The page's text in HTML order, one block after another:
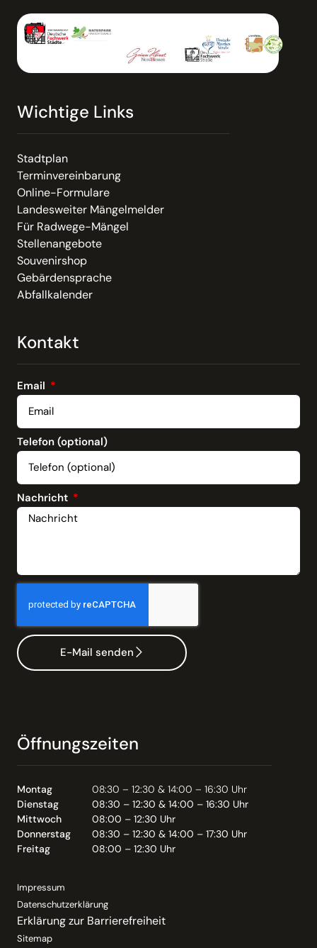
Wichtige Links
Stadtplan
Terminvereinbarung
Online-Formulare
Landesweiter Mängelmelder
Für Radwege-Mängel
Stellenangebote
Souvenirshop
Gebärdensprache
Abfallkalender
Kontakt
Email
Telefon (optional)
Nachricht
E-Mail senden
Öffnungszeiten
Montag
08:30 – 12:30 & 14:00 – 16:30 Uhr
Dienstag
08:30 – 12:30 & 14:00 – 16:30 Uhr
Mittwoch
08:00 – 12:30 Uhr
Donnerstag
08:30 – 12:30 & 14:00 – 17:30 Uhr
Freitag
08:00 – 12:30 Uhr
Impressum
Datenschutzerklärung
Erklärung zur Barrierefreiheit
Sitemap